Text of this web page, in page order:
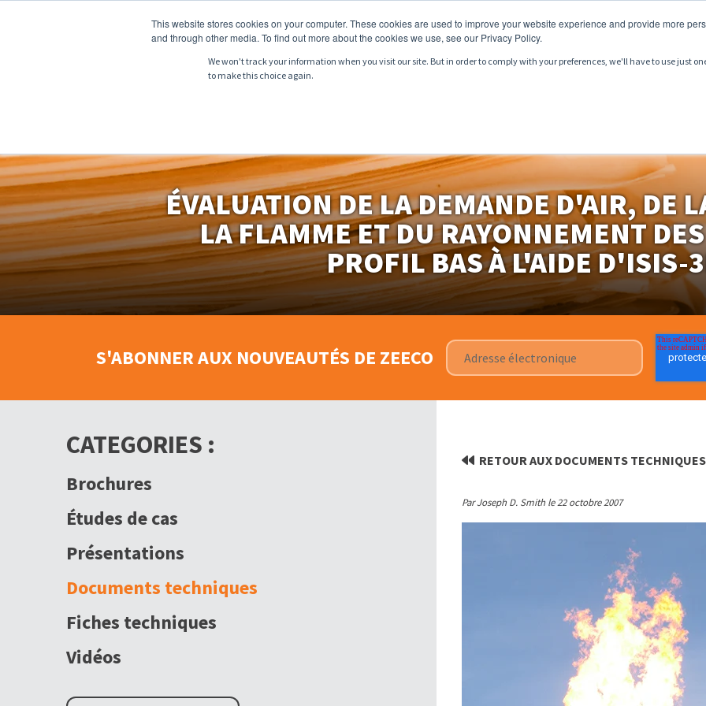
This website stores cookies on your computer. These cookies are used to improve your website experience and provide more
and through other media. To find out more about the cookies we use, see our Privacy Policy.
We won't track your information when you visit our site. But in order to comply with your preferences, we'll have to use just
to make this choice again.
ÉVALUATION DE LA DEMANDE D'AIR, DE
LA FLAMME ET DU RAYONNEMENT
PROFIL BAS À L'AIDE D'ISIS-
S'ABONNER AUX NOUVEAUTÉS DE ZEECO
CATEGORIES :
Brochures
Études de cas
Présentations
Documents techniques
Fiches techniques
Vidéos
RETOUR AUX DOCUMENTS TECHNIQUES
Par Joseph D. Smith le 22 octobre 2007